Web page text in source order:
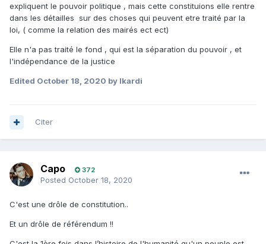
expliquent le pouvoir politique , mais cette constituions elle rentre
dans les détailles sur des choses qui peuvent etre traité par la
loi, ( comme la relation des mairés ect ect)
Elle n'a pas traité le fond , qui est la séparation du pouvoir , et
l'indépendance de la justice
Edited October 18, 2020 by Ikardi
Citer
Capo 372
Posted October 18, 2020
C'est une drôle de constitution..
Et un drôle de référendum !!